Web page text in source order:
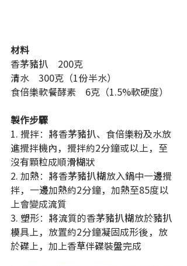
材料
香茅豬扒　200克
清水　300克（1份半水）
食倍樂軟餐酵素　6克（1.5%軟硬度）
製作步驟
1. 攪拌：將香茅豬扒、食倍樂粉及水放
進攪拌機內，攪拌約2分鐘或以上，至
沒有顆粒成順滑糊狀
2. 加熱：將香茅豬扒糊放入鍋中一邊攪
拌，一邊加熱約2分鐘，加熱至85度以
上會變成流質
3. 塑形：將流質的香茅豬扒糊放於豬扒
模具上，放置約2分鐘凝固成形後，放
於碟上，加上香草伴碟裝盤完成